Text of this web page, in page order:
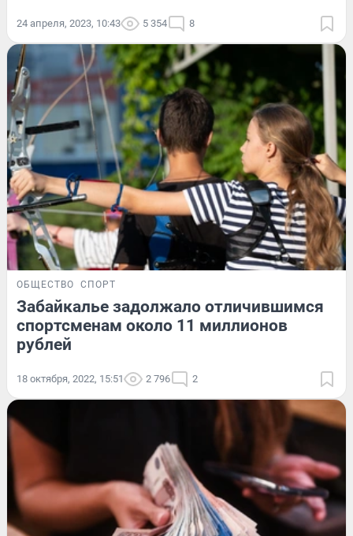
24 апреля, 2023, 10:43 5 354 8
ОБЩЕСТВО СПОРТ
Забайкалье задолжало отличившимся
спортсменам около 11 миллионов
рублей
18 октября, 2022, 15:51 2 796 2